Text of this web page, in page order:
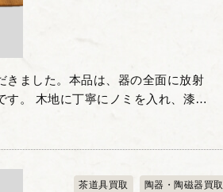
きました。本品は、器の全面に放射
す。 木地に丁寧にノミを入れ、漆を
茶道具買取 陶器・陶磁器買取